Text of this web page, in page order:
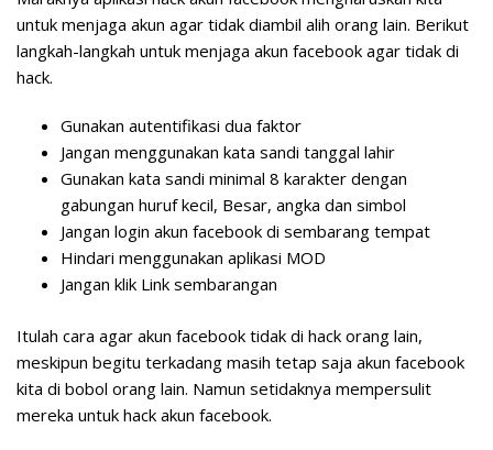
untuk menjaga akun agar tidak diambil alih orang lain. Berikut
langkah-langkah untuk menjaga akun facebook agar tidak di
hack.
Gunakan autentifikasi dua faktor
Jangan menggunakan kata sandi tanggal lahir
Gunakan kata sandi minimal 8 karakter dengan
gabungan huruf kecil, Besar, angka dan simbol
Jangan login akun facebook di sembarang tempat
Hindari menggunakan aplikasi MOD
Jangan klik Link sembarangan
Itulah cara agar akun facebook tidak di hack orang lain,
meskipun begitu terkadang masih tetap saja akun facebook
kita di bobol orang lain. Namun setidaknya mempersulit
mereka untuk hack akun facebook.